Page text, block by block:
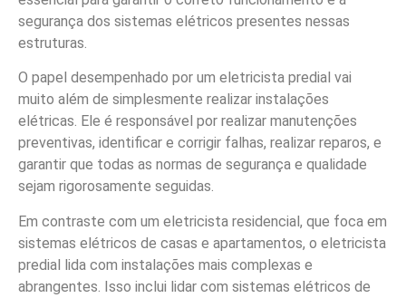
segurança dos sistemas elétricos presentes nessas
estruturas.
O papel desempenhado por um eletricista predial vai
muito além de simplesmente realizar instalações
elétricas. Ele é responsável por realizar manutenções
preventivas, identificar e corrigir falhas, realizar reparos, e
garantir que todas as normas de segurança e qualidade
sejam rigorosamente seguidas.
Em contraste com um eletricista residencial, que foca em
sistemas elétricos de casas e apartamentos, o eletricista
predial lida com instalações mais complexas e
abrangentes. Isso inclui lidar com sistemas elétricos de